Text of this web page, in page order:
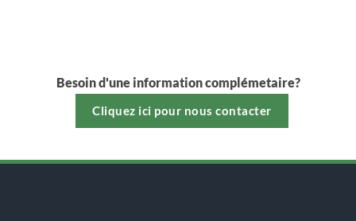
Besoin d'une information complémetaire?
Cliquez ici pour nous contacter